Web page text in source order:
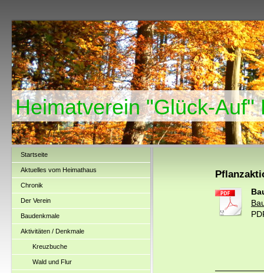
Heimatverein "Glück-Auf"
Startseite
Aktuelles vom Heimathaus
Chronik
Der Verein
Baudenkmale
Aktivitäten / Denkmale
Kreuzbuche
Wald und Flur